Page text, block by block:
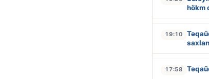
hökm
19:10
17:58